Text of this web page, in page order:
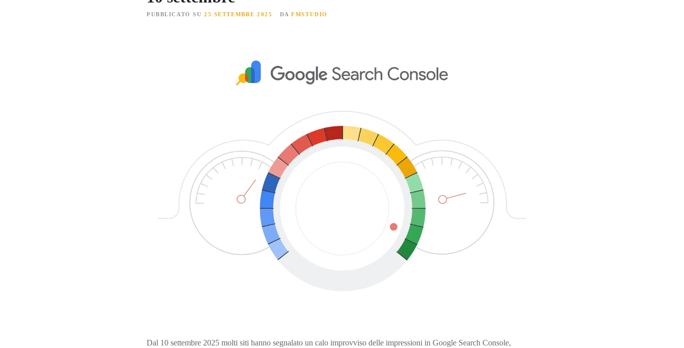
PUBBLICATO SU 25 SETTEMBRE 2025 DA FMSTUDIO
Dal 10 settembre 2025 molti siti hanno segnalato un calo improvviso delle impressioni in Google Search Console,